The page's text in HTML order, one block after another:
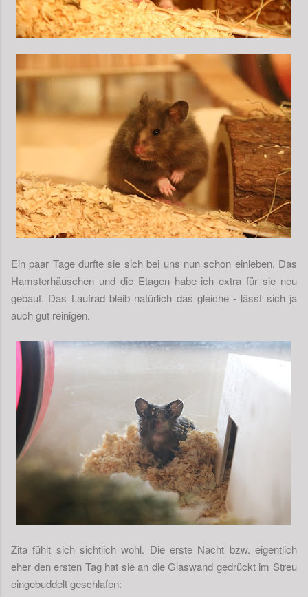
Ein paar Tage durfte sie sich bei uns nun schon einleben. Das
Hamsterhäuschen und die Etagen habe ich extra für sie neu
gebaut. Das Laufrad bleib natürlich das gleiche - lässt sich ja
auch gut reinigen.
Zita fühlt sich sichtlich wohl. Die erste Nacht bzw. eigentlich
eher den ersten Tag hat sie an die Glaswand gedrückt im Streu
eingebuddelt geschlafen: